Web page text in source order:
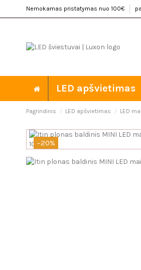
Nemokamas pristatymas nuo 100€
LED apšvietimas
Pagrindinis LED apšvietimas LED
−20%